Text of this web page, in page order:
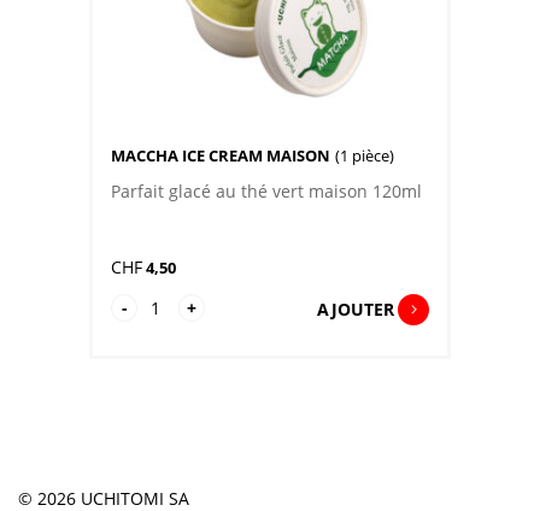
MACCHA ICE CREAM MAISON (1 pièce)
Parfait glacé au thé vert maison 120ml
CHF4,50
-
quantité
+ AJOUTER
© 2026 UCHITOMI SA